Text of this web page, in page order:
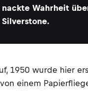
nackte Wahrheit
Silverstone.
1950 wurde hier
einem